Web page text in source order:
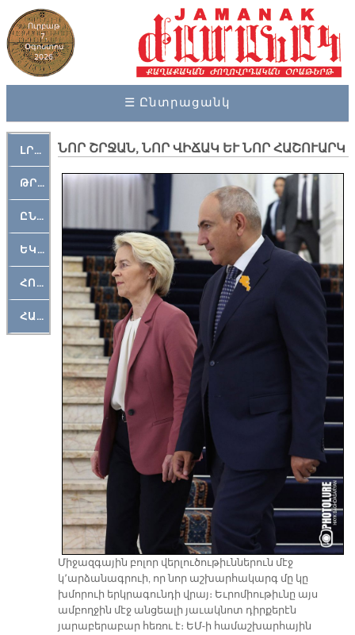
Ուրբաթ
7,
Օգոստոս
2026
☰ Ընտրացանկ
ԼՐԱՀՈՍ
ԹՐՔԱՀԱՅ ԿԵԱՆՔ
ԸՆԿԵՐԱՄՇԱԿՈՒԹԱՅԻՆ
ԵԿԵՂԵՑԱԿԱՆ
ՀՈԳԵՄՏԱՒՈՐ
ՀԱՐԹԱԿ
ՆՈՐ ՇՐՋԱՆ, ՆՈՐ ՎԻՃԱԿ ԵՒ ՆՈՐ ՀԱՇՈՒԱՐԿ
Միջազգային բոլոր վերլուծութիւններուն մէջ
կ՚արձանագրուի, որ նոր աշխարհակարգ մը կը
խմորուի երկրագունդի վրայ։ Եւրոմիութիւնը այս
ամբողջին մէջ անցեալի յաւակնոտ դիրքերէն
յարաբերաբար հեռու է։ ԵՄ-ի համաշխարհային